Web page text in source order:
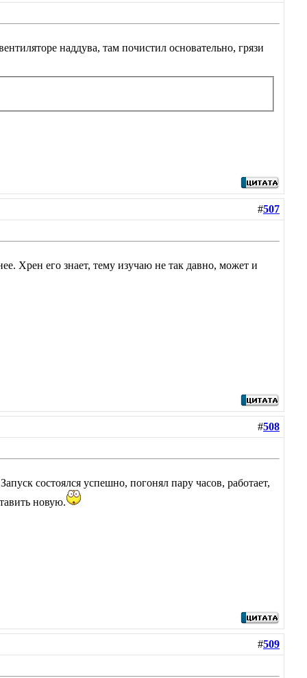
наддува, там почистил основательно, грязи
#507
Хрен его знает, тему изучаю не так давно, может и
#508
состоялся успешно, погонял пару часов, работает,
новую.
#509